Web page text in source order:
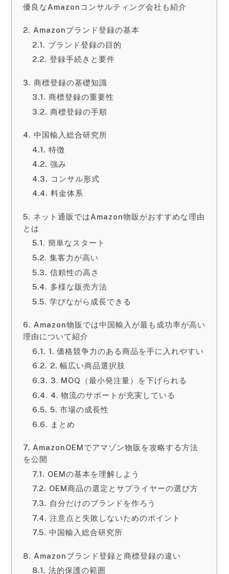
優良なAmazonコンサルティング会社も紹介
Amazonブランド登録の基本
ブランド登録の目的
登録手続きと要件
商標登録の基礎知識
商標登録の重要性
商標登録の手順
中国輸入総合研究所
特徴
強み
コンサル形式
料金体系
ネット通販ではAmazon物販がおすすめな理由
とは
簡単なスタート
集客力が高い
信頼性の高さ
多様な販売方法
学びながら成長できる
Amazon物販では中国輸入が最も成功率が高い
理由について紹介
1. 価格競争力のある商品を手に入れやすい
2. 幅広い商品選択肢
3. MOQ（最小発注量）を下げられる
4. 物流のサポートが充実している
5. 市場の成長性
まとめ
AmazonOEMでアマゾン物販を攻略する方法
を公開
OEMの基本を理解しよう
OEM商品の選定とサプライヤーの選び方
自分だけのブランドを作ろう
注意点と失敗しないためのポイント
中国輸入総合研究所
Amazonブランド登録と商標登録の違い
法的保護の範囲